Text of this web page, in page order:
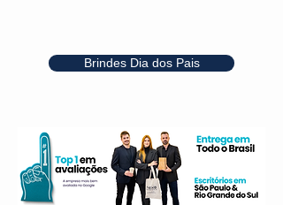
Brindes Dia dos Pais